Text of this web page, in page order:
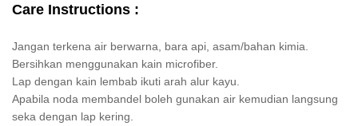
Care Instructions :
Jangan terkena air berwarna, bara api, asam/bahan kimia.
Bersihkan menggunakan kain microfiber.
Lap dengan kain lembab ikuti arah alur kayu.
Apabila noda membandel boleh gunakan air kemudian langsung
seka dengan lap kering.